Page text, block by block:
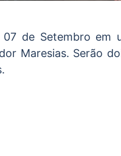
de Setembro em
Maresias. Serão